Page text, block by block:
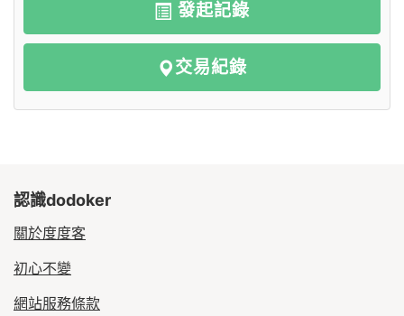
發起記錄
交易紀錄
認識dodoker
關於度度客
初心不變
網站服務條款